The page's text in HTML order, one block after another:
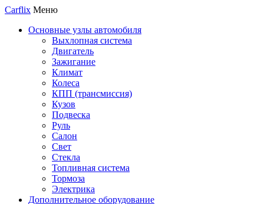
Carflix Меню
Основные узлы автомобиля
Выхлопная система
Двигатель
Зажигание
Климат
Колеса
КПП (трансмиссия)
Кузов
Подвеска
Руль
Салон
Свет
Стекла
Топливная система
Тормоза
Электрика
Дополнительное оборудование